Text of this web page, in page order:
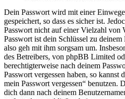
Dein Passwort wird mit einer
gespeichert, so dass es sicher ist.
Passwort nicht auf einer Vielzahl von
Passwort ist dein Schlüssel zu
also geh mit ihm sorgsam um.
des Betreibers, von phpBB Limited
berechtigterweise nach deinem
Passwort vergessen haben, so kannst
mein Passwort vergessen“ benutzen.
dich dann nach deinem